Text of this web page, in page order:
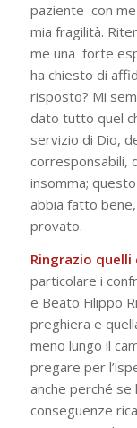
paziente con
mia fragilità.
me una forte
ha chiesto di
risposto? Mi
dato tutto quel
servizio di Dio,
corresponsabili,
insomma;
abbia fatto
provato.
Ringrazio
particolare i
e Beato Filippo
preghiera e
meno lungo il
pregare per
anche perché se
conseguenze